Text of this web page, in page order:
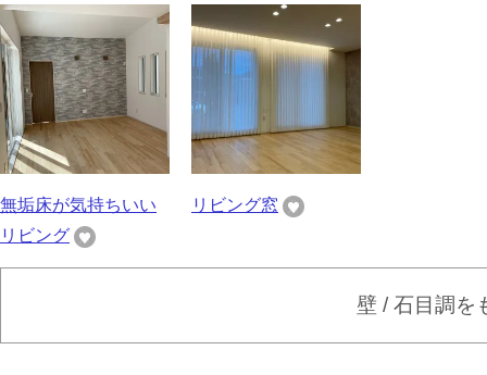
無垢床が気持ちいい
リビング
リビング窓
壁 / 石目調を